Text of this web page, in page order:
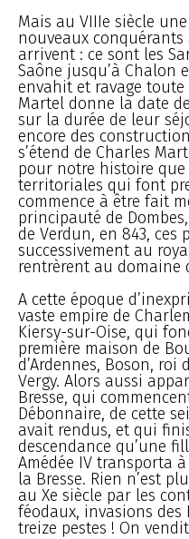
Mais au VIIIe siècle
nouveaux conquérants
arrivent : ce sont les
Saône jusqu’à Chalon
envahit et ravage
Martel donne la date
sur la durée de leur
encore des
s’étend de Charles
pour notre histoire
territoriales qui font
commence à être fait
principauté de
de Verdun, en 843, ces
successivement au
rentrèrent au domaine
A cette époque
vaste empire de
Kiersy-sur-Oise, qui
première maison de
d’Ardennes, Boson, roi
Vergy. Alors aussi
Bresse, qui
Débonnaire, de cette
avait rendus, et qui
descendance qu’une
Amédée IV transporta
la Bresse. Rien n’est
au Xe siècle par les
féodaux, invasions
treize pestes ! On